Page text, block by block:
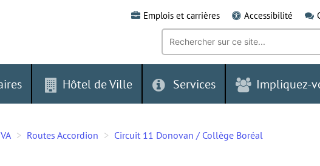
Emplois et carrières Accessibilité
Recherche
mot-
clé:
Hôtel de Ville Services Impliquez-
Routes Accordion Circuit 11 Donovan / Collège Boréal